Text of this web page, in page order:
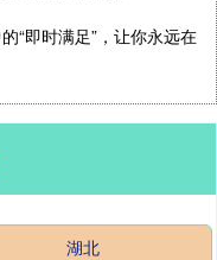
“即时满足”，让你永远在
湖北